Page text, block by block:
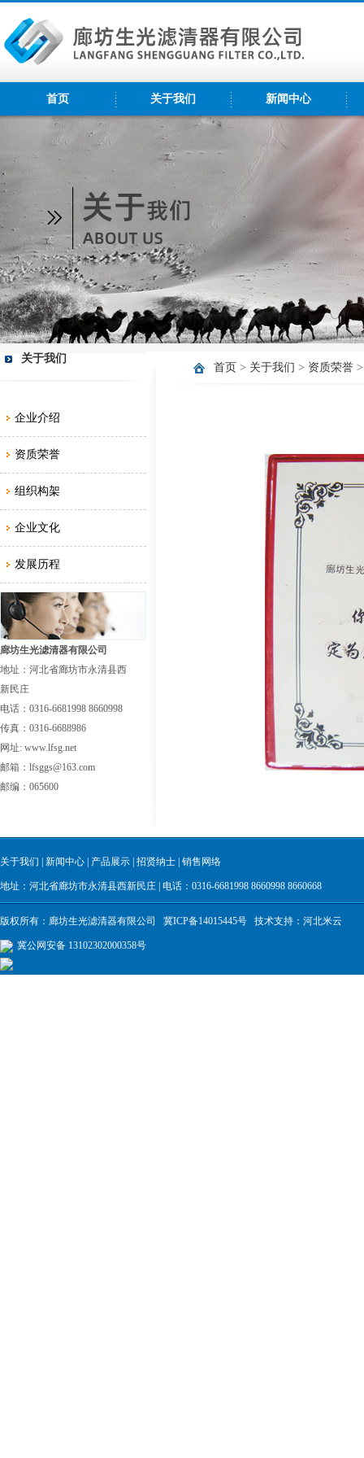
首页 关于我们 新闻中心
关于我们
企业介绍
资质荣誉
组织构架
企业文化
发展历程
廊坊生光滤清器有限公司
地址：河北省廊坊市永清县西
新民庄
电话：0316-6681998 8660998
传真：0316-6688986
网址: www.lfsg.net
邮箱：lfsggs@163.com
邮编：065600
首页 > 关于我们 > 资质荣誉
关于我们 新闻中心 产品展示 招贤纳士 销售网络
地址：河北省廊坊市永清县西新民庄 | 电话：0316-6681998 8660998 8660668
版权所有：廊坊生光滤清器有限公司 冀ICP备14015445号 技术支持： 河北米云
冀公网安备 13102302000358号